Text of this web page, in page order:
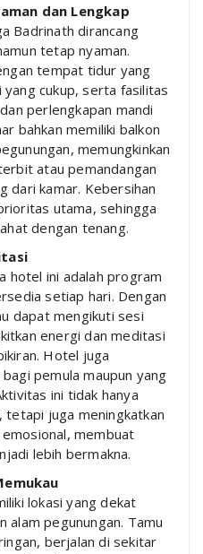
dan Lengkap
Badrinath dirancang
tetap nyaman.
tempat tidur yang
yang cukup, serta fasilitas
perlengkapan mandi
bahkan memiliki balkon
memungkinkan
atau pemandangan
dari kamar. Kebersihan
utama, sehingga
dengan tenang.
hotel ini adalah program
setiap hari. Dengan
dapat mengikuti sesi
energi dan meditasi
Hotel juga
pemula maupun yang
ini tidak hanya
juga meningkatkan
membuat
lebih bermakna.
lokasi yang dekat
alam pegunungan. Tamu
berjalan di sekitar